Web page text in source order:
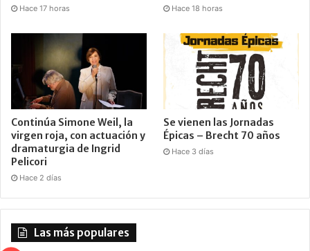
Hace 17 horas Hace 18 horas
Continúa Simone Weil, la
virgen roja, con actuación y
dramaturgia de Ingrid
Pelicori
Hace 2 días
Se vienen las Jornadas
Épicas – Brecht 70 años
Hace 3 días
Las más populares